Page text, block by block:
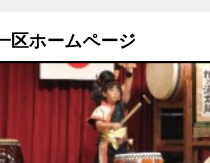
区ホームページ